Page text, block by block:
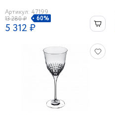
Артикул: 47199
13 280 ₽
60%
5 312 ₽